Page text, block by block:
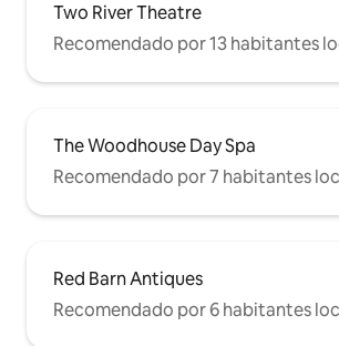
Two River Theatre
Recomendado por 13 habitantes
The Woodhouse Day Spa
Recomendado por 7 habitantes
Red Barn Antiques
Recomendado por 6 habitantes